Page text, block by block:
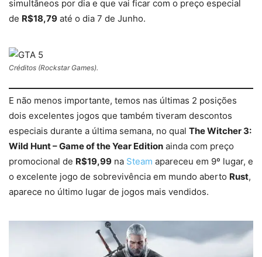
simultâneos por dia e que vai ficar com o preço especial
de R$18,79 até o dia 7 de Junho.
Créditos (Rockstar Games).
E não menos importante, temos nas últimas 2 posições
dois excelentes jogos que também tiveram descontos
especiais durante a última semana, no qual The Witcher 3:
Wild Hunt – Game of the Year Edition ainda com preço
promocional de R$19,99 na Steam apareceu em 9º lugar, e
o excelente jogo de sobrevivência em mundo aberto Rust,
aparece no último lugar de jogos mais vendidos.